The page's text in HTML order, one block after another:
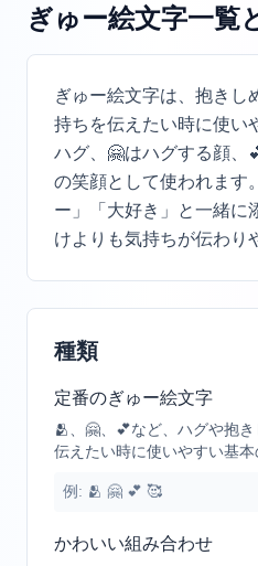
ぎゅー絵文字一覧
ぎゅー絵文字は、抱きし
持ちを伝えたい時に使い
ハグ、🤗はハグする顔、
の笑顔として使われます
ー」「大好き」と一緒に
けよりも気持ちが伝わり
種類
定番のぎゅー絵文字
🫂、🤗、💕など、ハグや抱
伝えたい時に使いやすい基本
例: 🫂 🤗 💕 🥰
かわいい組み合わせ